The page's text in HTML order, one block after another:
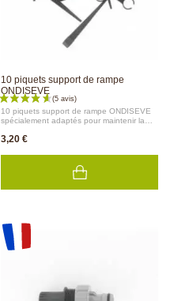
10 piquets support de rampe
ONDISEVE
10 piquets support de rampe ONDISEVE
spécialement adaptés pour maintenir la
place.
3,20 €